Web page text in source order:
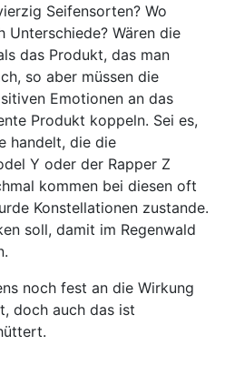
Seifensorten? Wo
Unterschiede? Wären die
das Produkt, das man
so aber müssen die
Emotionen an das
Produkt koppeln. Sei es,
handelt, die die
Y oder der Rapper Z
kommen bei diesen oft
Konstellationen zustande.
soll, damit im Regenwald
noch fest an die Wirkung
doch auch das ist